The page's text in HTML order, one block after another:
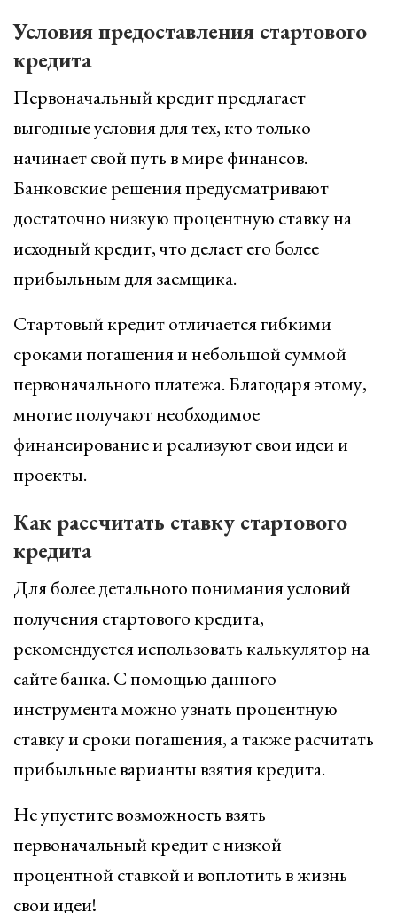
Условия предоставления стартового
кредита
Первоначальный кредит предлагает
выгодные условия для тех, кто только
начинает свой путь в мире финансов.
Банковские решения предусматривают
достаточно низкую процентную ставку на
исходный кредит, что делает его более
прибыльным для заемщика.
Стартовый кредит отличается гибкими
сроками погашения и небольшой суммой
первоначального платежа. Благодаря этому,
многие получают необходимое
финансирование и реализуют свои идеи и
проекты.
Как рассчитать ставку стартового
кредита
Для более детального понимания условий
получения стартового кредита,
рекомендуется использовать калькулятор на
сайте банка. С помощью данного
инструмента можно узнать процентную
ставку и сроки погашения, а также расчитать
прибыльные варианты взятия кредита.
Не упустите возможность взять
первоначальный кредит с низкой
процентной ставкой и воплотить в жизнь
свои идеи!